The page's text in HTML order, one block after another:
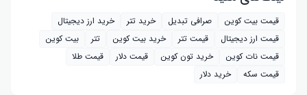
قیمت بیت کوین صرافی تبدیل خرید تتر
خرید ارز دیجیتال
قیمت ارز دیجیتال
قیمت تتر خرید بیت‌ کوین تتر
بیت کوین
قیمت نات کوین
خرید تون کوین قیمت دلار
قیمت طلا
قیمت سکه
خرید دلار